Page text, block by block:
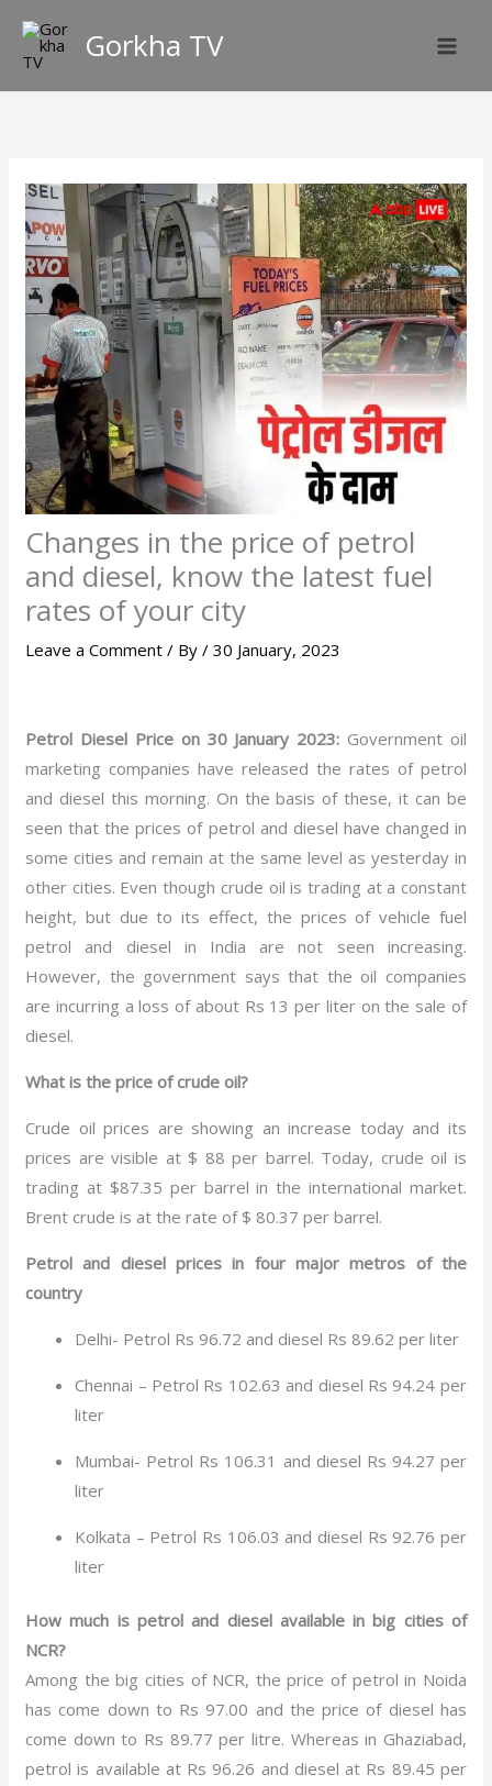
content
Gorkha TV
Changes in the price of petrol
and diesel, know the latest fuel
rates of your city
Leave a Comment / By/30 January, 2023
Petrol Diesel Price on 30 January 2023: Government oil
marketing companies have released the rates of petrol
and diesel this morning. On the basis of these, it can be
seen that the prices of petrol and diesel have changed in
some cities and remain at the same level as yesterday in
other cities. Even though crude oil is trading at a constant
height, but due to its effect, the prices of vehicle fuel
petrol and diesel in India are not seen increasing.
However, the government says that the oil companies
are incurring a loss of about Rs 13 per liter on the sale of
diesel.
What is the price of crude oil?
Crude oil prices are showing an increase today and its
prices are visible at $ 88 per barrel. Today, crude oil is
trading at $87.35 per barrel in the international market.
Brent crude is at the rate of $ 80.37 per barrel.
Petrol and diesel prices in four major metros of the
country
Delhi- Petrol Rs 96.72 and diesel Rs 89.62 per liter
Chennai – Petrol Rs 102.63 and diesel Rs 94.24 per
liter
Mumbai- Petrol Rs 106.31 and diesel Rs 94.27 per
liter
Kolkata – Petrol Rs 106.03 and diesel Rs 92.76 per
liter
How much is petrol and diesel available in big cities of
NCR?
Among the big cities of NCR, the price of petrol in Noida
has come down to Rs 97.00 and the price of diesel has
come down to Rs 89.77 per litre. Whereas in Ghaziabad,
petrol is available at Rs 96.26 and diesel at Rs 89.45 per